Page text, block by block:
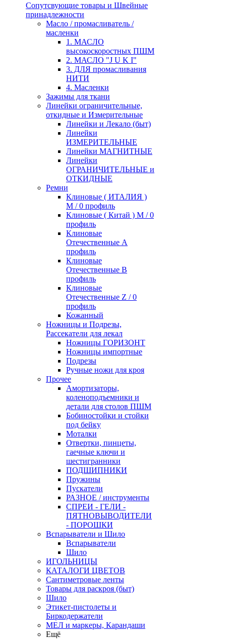
Сопутсвующие товары и Швейные
принадлежности
Масло / промасливатель /
масленки
1. МАСЛО
высокоскоростных ПШМ
2. МАСЛО "J U K I"
3. ДЛЯ промасливания
НИТИ
4. Масленки
Зажимы для ткани
Линейки ограничительные,
откидные и Измерительные
Линейки и Лекало (быт)
Линейки
ИЗМЕРИТЕЛЬНЫЕ
Линейки МАГНИТНЫЕ
Линейки
ОГРАНИЧИТЕЛЬНЫЕ и
ОТКИДНЫЕ
Ремни
Клиновые ( ИТАЛИЯ )
М / 0 профиль
Клиновые ( Китай ) М / 0
профиль
Клиновые
Отечественные А
профиль
Клиновые
Отечественные В
профиль
Клиновые
Отечественные Z / 0
профиль
Кожанный
Ножницы и Подрезы,
Рассекатели для лекал
Ножницы ГОРИЗОНТ
Ножницы импортные
Подрезы
Ручные ножи для кроя
Прочее
Амортизаторы,
коленоподъемники и
детали для столов ПШМ
Бобиностойки и стойки
под бейку
Моталки
Отвертки, пинцеты,
гаечные ключи и
шестигранники
ПОДШИПНИКИ
Пружины
Пускатели
РАЗНОЕ / инструменты
СПРЕИ - ГЕЛИ -
ПЯТНОВЫВОДИТЕЛИ
- ПОРОШКИ
Вспарыватели и Шило
Вспарыватели
Шило
ИГОЛЬНИЦЫ
КАТАЛОГИ ЦВЕТОВ
Сантиметровые ленты
Товары для раскроя (быт)
Шило
Этикет-пистолеты и
Биркодержатели
МЕЛ и маркеры, Карандаши
Ещё